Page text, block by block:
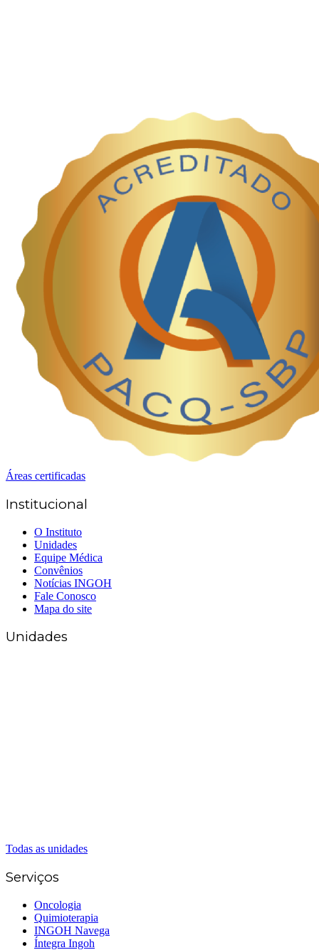
Áreas certificadas
Institucional
O Instituto
Unidades
Equipe Médica
Convênios
Notícias INGOH
Fale Conosco
Mapa do site
Unidades
Todas as unidades
Serviços
Oncologia
Quimioterapia
INGOH Navega
Íntegra Ingoh